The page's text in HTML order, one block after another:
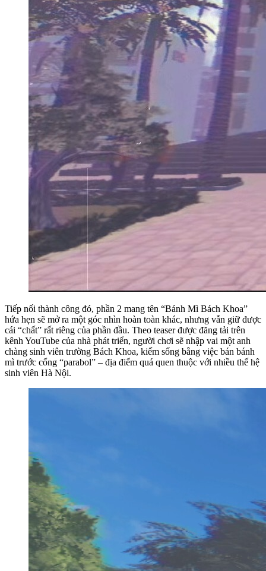
Tiếp nối thành công đó, phần 2 mang tên “Bánh Mì Bách Khoa”
hứa hẹn sẽ mở ra một góc nhìn hoàn toàn khác, nhưng vẫn giữ được
cái “chất” rất riêng của phần đầu. Theo teaser được đăng tải trên
kênh YouTube của nhà phát triển, người chơi sẽ nhập vai một anh
chàng sinh viên trường Bách Khoa, kiếm sống bằng việc bán bánh
mì trước cổng “parabol” – địa điểm quá quen thuộc với nhiều thế hệ
sinh viên Hà Nội.